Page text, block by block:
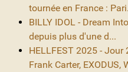
tournée en France :
BILLY IDOL - Dream
depuis plus d'une d...
HELLFEST 2025 - Jour
Frank Carter, EXODUS,